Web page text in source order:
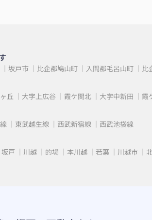
坂戸市 比企郡鳩山町 入間郡毛呂山町 比
丘 大字上広谷 霞ケ関北 大字中新田 霞
東武越生線 西武新宿線 西武池袋線
坂戸 川越 的場 本川越 若葉 川越市